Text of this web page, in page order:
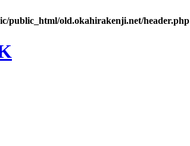
public_html/old.okahirakenji.net/header.php